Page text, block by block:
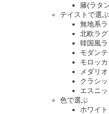
籐(ラタ
テイストで選ぶ
無地系
北欧ラグ
韓国風
モダン
モロッ
メダリ
クラシ
エスニ
色で選ぶ
ホワイ